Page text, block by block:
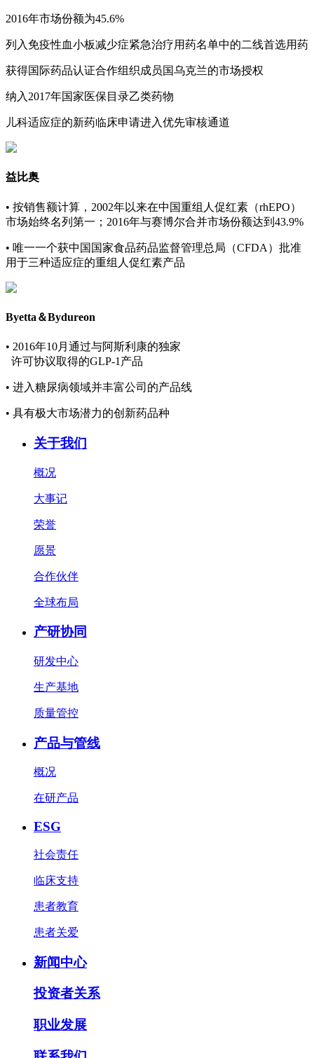
2016年市场份额为45.6%
列入免疫性血小板减少症紧急治疗用药名单中的二线首选用药
获得国际药品认证合作组织成员国乌克兰的市场授权
纳入2017年国家医保目录乙类药物
儿科适应症的新药临床申请进入优先审核通道
益比奥
• 按销售额计算，2002年以来在中国重组人促红素（rhEPO）
市场始终名列第一；2016年与赛博尔合并市场份额达到43.9%
• 唯一一个获中国国家食品药品监督管理总局（CFDA）批准
用于三种适应症的重组人促红素产品
Byetta＆Bydureon
• 2016年10月通过与阿斯利康的独家
许可协议取得的GLP-1产品
• 进入糖尿病领域并丰富公司的产品线
• 具有极大市场潜力的创新药品种
关于我们
概况
大事记
荣誉
愿景
合作伙伴
全球布局
产研协同
研发中心
生产基地
质量管控
产品与管线
概况
在研产品
ESG
社会责任
临床支持
患者教育
患者关爱
新闻中心
投资者关系
职业发展